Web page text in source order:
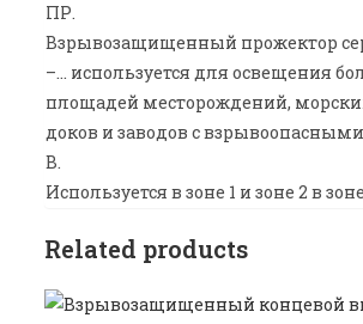
ПР.
Взрывозащищенный прожектор
–… используется для освещения
площадей месторождений,
доков и заводов с
В.
Используется в зоне 1 и зоне 2 в
Related products